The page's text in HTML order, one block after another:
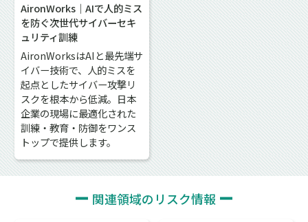
AironWorks｜AIで人的ミス
を防ぐ次世代サイバーセキ
ュリティ訓練
AironWorksはAIと最先端サ
イバー技術で、人的ミスを
起点としたサイバー攻撃リ
スクを根本から低減。日本
企業の現場に最適化された
訓練・教育・防御をワンス
トップで提供します。
関連領域のリスク情報